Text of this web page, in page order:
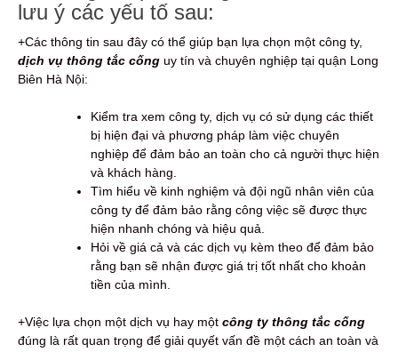
lưu ý các yếu tố sau:
+Các thông tin sau đây có thể giúp bạn lựa chọn một công ty,
dịch vụ thông tắc cống uy tín và chuyên nghiệp tại quận Long
Biên Hà Nội:
Kiểm tra xem công ty, dịch vụ có sử dụng các thiết
bị hiện đại và phương pháp làm việc chuyên
nghiệp để đảm bảo an toàn cho cả người thực hiện
và khách hàng.
Tìm hiểu về kinh nghiệm và đội ngũ nhân viên của
công ty để đảm bảo rằng công việc sẽ được thực
hiện nhanh chóng và hiệu quả.
Hỏi về giá cả và các dịch vụ kèm theo để đảm bảo
rằng bạn sẽ nhận được giá trị tốt nhất cho khoản
tiền của mình.
+Việc lựa chọn một dịch vụ hay một công ty thông tắc cống
đúng là rất quan trọng để giải quyết vấn đề một cách an toàn và